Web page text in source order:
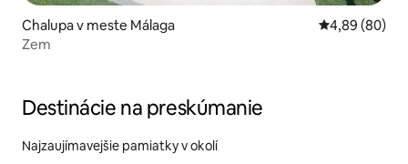
Chalupa v meste Málaga Priemerné
4,89 (80)
Zem
Destinácie na preskúmanie
Najzaujímavejšie pamiatky v okolí